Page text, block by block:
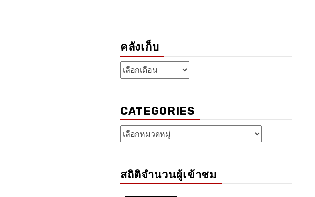
คลังเก็บ
คลัง
เก็บ
CATEGORIES
Categories
สถิติจำนวนผู้เข้าชม